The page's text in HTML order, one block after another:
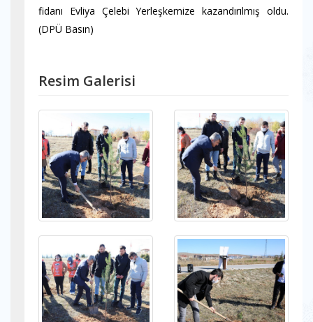
fidanı Evliya Çelebi Yerleşkemize kazandırılmış oldu.
(DPÜ Basın)
Resim Galerisi